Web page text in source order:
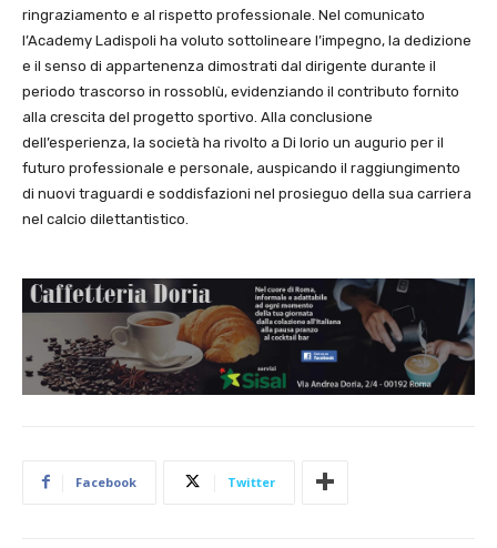
ringraziamento e al rispetto professionale. Nel comunicato
l’Academy Ladispoli ha voluto sottolineare l’impegno, la dedizione
e il senso di appartenenza dimostrati dal dirigente durante il
periodo trascorso in rossoblù, evidenziando il contributo fornito
alla crescita del progetto sportivo. Alla conclusione
dell’esperienza, la società ha rivolto a Di Iorio un augurio per il
futuro professionale e personale, auspicando il raggiungimento
di nuovi traguardi e soddisfazioni nel prosieguo della sua carriera
nel calcio dilettantistico.
Facebook Twitter